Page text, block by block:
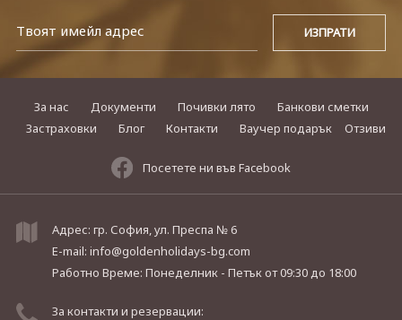
За нас Документи Почивки лято
Банкови сметки
Застраховки
Блог Контакти Ваучер подарък Отзиви
Посетете ни във Facebook
Адрес: гр. София, ул. Преспа № 6
E-mail: info@goldenholidays-bg.com
Работно Време: Понеделник - Петъкот 09:30 до 18:00
За контакти и резервации: